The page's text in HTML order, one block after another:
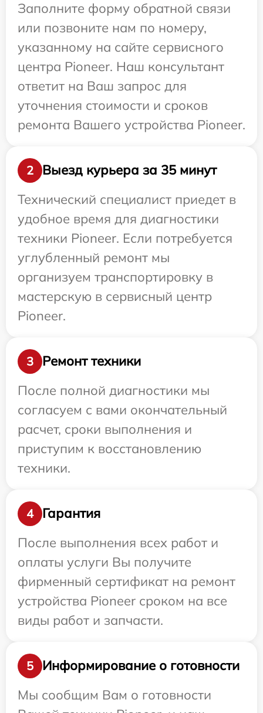
Заполните форму обратной связи
или позвоните нам по номеру,
указанному на сайте сервисного
центра Pioneer. Наш консультант
ответит на Ваш запрос для
уточнения стоимости и сроков
ремонта Вашего устройства Pioneer.
2
Выезд курьера за 35 минут
Технический специалист приедет в
удобное время для диагностики
техники Pioneer. Если потребуется
углубленный ремонт мы
организуем транспортировку в
мастерскую в сервисный центр
Pioneer.
3
Ремонт техники
После полной диагностики мы
согласуем с вами окончательный
расчет, сроки выполнения и
приступим к восстановлению
техники.
4
Гарантия
После выполнения всех работ и
оплаты услуги Вы получите
фирменный сертификат на ремонт
устройства Pioneer сроком на все
виды работ и запчасти.
5
Информирование о готовности
Мы сообщим Вам о готовности